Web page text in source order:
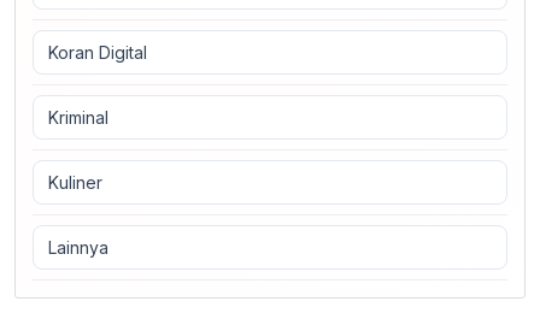
Koran Digital
Kriminal
Kuliner
Lainnya